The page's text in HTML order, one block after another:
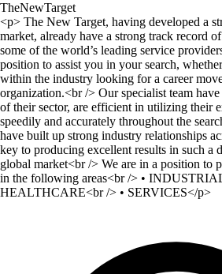
TheNewTarget
<p> The New Target, having developed a
market, already have a strong track record
some of the world’s leading service
position to assist you in your search,
within the industry looking for a career
organization.<br /> Our specialist team
of their sector, are efficient in utilizing their
speedily and accurately throughout the
have built up strong industry relationships
key to producing excellent results in such a
global market<br /> We are in a position to
in the following areas<br /> •
HEALTHCARE<br /> • SERVICES</p>